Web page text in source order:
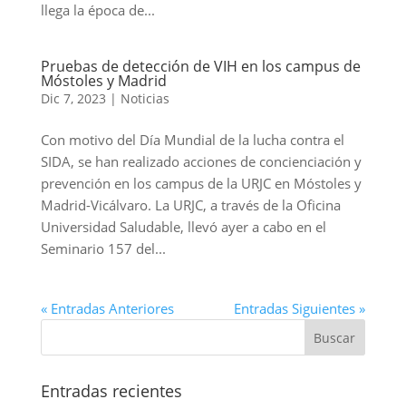
llega la época de...
Pruebas de detección de VIH en los campus de
Móstoles y Madrid
Dic 7, 2023 | Noticias
Con motivo del Día Mundial de la lucha contra el
SIDA, se han realizado acciones de concienciación y
prevención en los campus de la URJC en Móstoles y
Madrid-Vicálvaro. La URJC, a través de la Oficina
Universidad Saludable, llevó ayer a cabo en el
Seminario 157 del...
« Entradas Anteriores Entradas Siguientes »
Entradas recientes